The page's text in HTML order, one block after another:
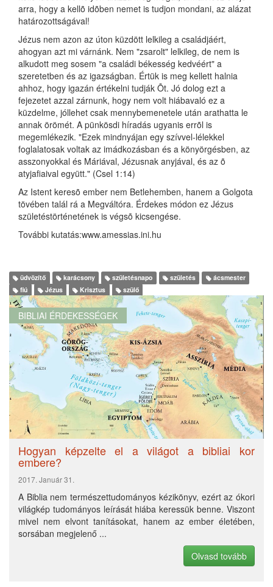
arra, hogy a kellõ idõben nemet is tudjon mondani, az alázat
határozottságával!
Jézus nem azon az úton küzdött lelkileg a családjáért,
ahogyan azt mi várnánk. Nem "zsarolt" lelkileg, de nem is
alkudott meg sosem "a családi békesség kedvéért" a
szeretetben és az igazságban. Értük is meg kellett halnia
ahhoz, hogy igazán értékelni tudják Õt. Jó dolog ezt a
fejezetet azzal zárnunk, hogy nem volt hiábavaló ez a
küzdelme, jóllehet csak mennybemenetele után arathatta le
annak örömét. A pünkösdi híradás ugyanis errõl is
megemlékezik. "Ezek mindnyájan egy szívvel-lélekkel
foglalatosak voltak az imádkozásban és a könyörgésben, az
asszonyokkal és Máriával, Jézusnak anyjával, és az õ
atyjafiaival együtt." (Csel 1:14)
Az Istent keresõ ember nem Betlehemben, hanem a Golgota
tövében talál rá a Megváltóra. Érdekes módon ez Jézus
születéstörténetének is végsõ kicsengése.
További kutatás:www.amessias.ini.hu
üdvözítő karácsony születésnapo születés
ácsmester
fiú
Jézus Krisztus szülő
BIBLIAI ÉRDEKESSÉGEK
Hogyan képzelte el a világot a bibliai kor
embere?
2017. Január 31.
A Biblia nem természettudományos kézikönyv, ezért az ókori
világkép tudományos leírását hiába keressük benne. Viszont
mivel nem elvont tanításokat, hanem az ember életében,
sorsában megjelenő ...
Olvasd tovább